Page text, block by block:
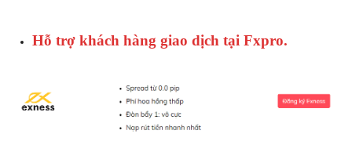
Hỗ trợ khách hàng giao dịch tại Fxpro.